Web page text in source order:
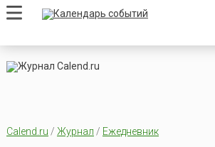
Calend.ru / Журнал / Ежедневник